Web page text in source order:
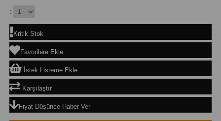
:
Kritik Stok
Favorilere Ekle
İstek Listeme Ekle
Karşılaştır
Fiyat Düşünce Haber Ver